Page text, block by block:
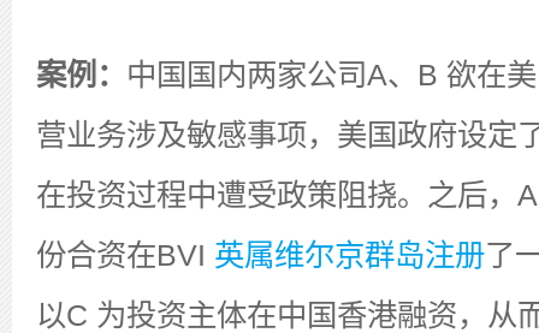
案例： 中国国内两家公司A、B 欲在
营业务涉及敏感事项，美国政府设定
在投资过程中遭受政策阻挠。之后，
份合资在BVI 英属维尔京群岛注册了
以C 为投资主体在中国香港融资，从